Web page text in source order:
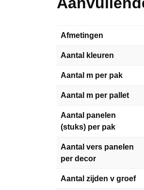
Afmetingen
Aantal kleuren
Aantal m per pak
Aantal m per pallet
Aantal panelen
(stuks) per pak
Aantal vers panelen
per decor
Aantal zijden v groef